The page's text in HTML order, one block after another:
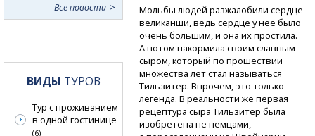
Мольбы людей разжалобили сердце
великанши, ведь сердце у неё было
очень большим, и она их простила.
А потом накормила своим славным
сыром, который по прошествии
множества лет стал называться
Тильзитер. Впрочем, это только
легенда. В реальности же первая
рецептура сыра Тильзитер была
изобретена не немцами,
Все новости
ВИДЫ ТУРОВ
Тур с проживанием
в одной гостинице
(6)